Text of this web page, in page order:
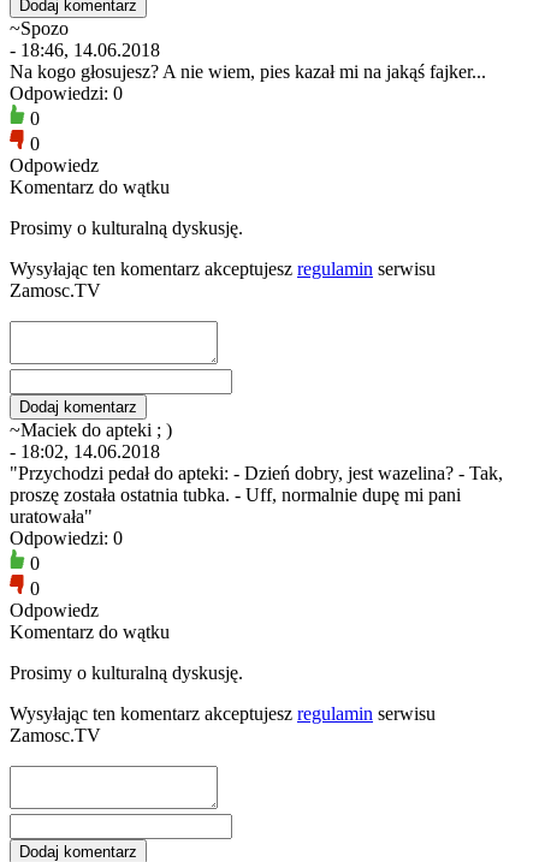
~Spozo
- 18:46, 14.06.2018
Na kogo głosujesz? A nie wiem, pies kazał mi na jakąś fajker...
Odpowiedzi: 0
0
0
Odpowiedz
Komentarz do wątku
Prosimy o kulturalną dyskusję.
Wysyłając ten komentarz akceptujesz regulamin serwisu
Zamosc.TV
~Maciek do apteki ; )
- 18:02, 14.06.2018
"Przychodzi pedał do apteki: - Dzień dobry, jest wazelina? - Tak,
proszę została ostatnia tubka. - Uff, normalnie dupę mi pani
uratowała"
Odpowiedzi: 0
0
0
Odpowiedz
Komentarz do wątku
Prosimy o kulturalną dyskusję.
Wysyłając ten komentarz akceptujesz regulamin serwisu
Zamosc.TV